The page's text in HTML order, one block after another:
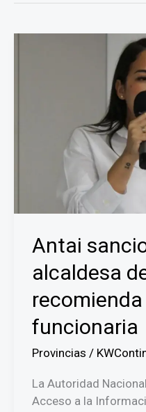
Antai
alcaldesa
funcionaria
Provincias /
La Autoridad
Acceso a la